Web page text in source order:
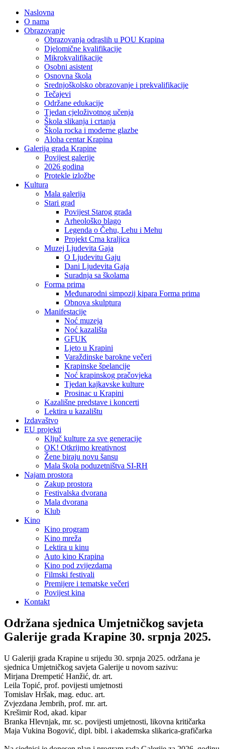
Naslovna
O nama
Obrazovanje
Obrazovanja odraslih u POU Krapina
Djelomične kvalifikacije
Mikrokvalifikacije
Osobni asistent
Osnovna škola
Srednjoškolsko obrazovanje i prekvalifikacije
Tečajevi
Održane edukacije
Tjedan cjeloživotnog učenja
Škola slikanja i crtanja
Škola rocka i moderne glazbe
Aloha centar Krapina
Galerija grada Krapine
Povijest galerije
2026 godina
Protekle izložbe
Kultura
Mala galerija
Stari grad
Povijest Starog grada
Arheološko blago
Legenda o Čehu, Lehu i Mehu
Projekt Crna kraljica
Muzej Ljudevita Gaja
O Ljudevitu Gaju
Dani Ljudevita Gaja
Suradnja sa školama
Forma prima
Međunarodni simpozij kipara Forma prima
Obnova skulptura
Manifestacije
Noć muzeja
Noć kazališta
GFUK
Ljeto u Krapini
Varaždinske barokne večeri
Krapinske špelancije
Noć krapinskog pračovjeka
Tjedan kajkavske kulture
Prosinac u Krapini
Kazališne predstave i koncerti
Lektira u kazalištu
Izdavaštvo
EU projekti
Ključ kulture za sve generacije
OK! Otkrijmo kreativnost
Žene biraju novu šansu
Mala škola poduzetništva SI-RH
Najam prostora
Zakup prostora
Festivalska dvorana
Mala dvorana
Klub
Kino
Kino program
Kino mreža
Lektira u kinu
Auto kino Krapina
Kino pod zvijezdama
Filmski festivali
Premijere i tematske večeri
Povijest kina
Kontakt
Održana sjednica Umjetničkog savjeta
Galerije grada Krapine 30. srpnja 2025.
U Galeriji grada Krapine u srijedu 30. srpnja 2025. održana je
sjednica Umjetničkog savjeta Galerije u novom sazivu:
Mirjana Drempetić Hanžić, dr. art.
Leila Topić, prof. povijesti umjetnosti
Tomislav Hršak, mag. educ. art.
Zvjezdana Jembrih, prof. mr. art.
Krešimir Rod, akad. kipar
Branka Hlevnjak, mr. sc. povijesti umjetnosti, likovna kritičarka
Maja Vukina Bogović, dipl. bibl. i akademska slikarica-grafičarka